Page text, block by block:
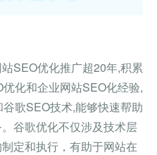
SEO优化推广超20年,积累
化和企业网站SEO化经验,
歌SEO技术,能够快速帮助
谷歌优化不仅涉及技术层
定和执行，有助于网站在